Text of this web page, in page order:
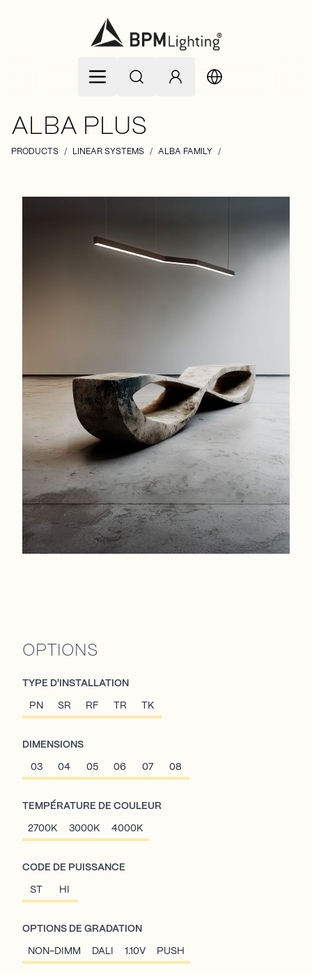
ALBA PLUS
PRODUCTS / LINEAR SYSTEMS / ALBA FAMILY /
OPTIONS
TYPE D'INSTALLATION
PN SR RF TR TK
DIMENSIONS
03 04 05 06 07 08
TEMPÉRATURE DE COULEUR
2700K 3000K 4000K
CODE DE PUISSANCE
ST HI
OPTIONS DE GRADATION
NON-DIMM DALI 1.10V PUSH